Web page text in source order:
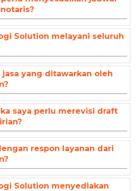
Solution melayani seluruh
jasa yang ditawarkan oleh
saya perlu merevisi draft
respon layanan dari
Solution menyediakan